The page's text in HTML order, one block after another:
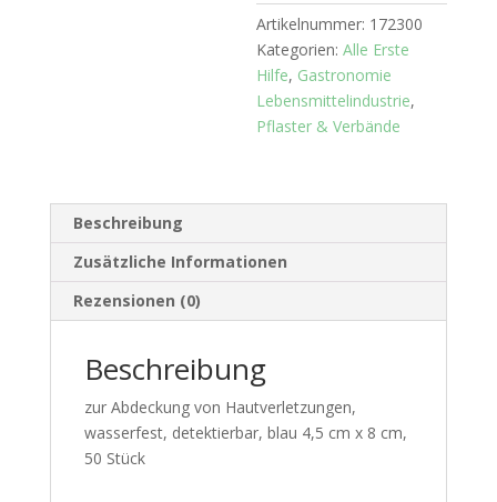
Artikelnummer: 172300
Kategorien:Alle Erste
Hilfe, Gastronomie
Lebensmittelindustrie,
Pflaster & Verbände
Beschreibung
Zusätzliche Informationen
Rezensionen (0)
Beschreibung
zur Abdeckung von Hautverletzungen,
wasserfest, detektierbar, blau 4,5 cm x 8 cm,
50 Stück